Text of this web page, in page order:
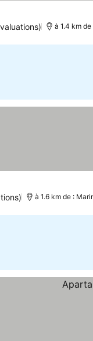
à 1.4 km
à 1.6 km de :